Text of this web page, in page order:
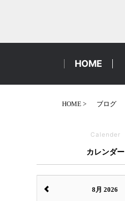
HOME
HOME ブログ
Calender
カレンダー
8月 2026